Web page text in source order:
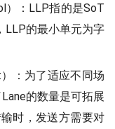
）：LLP指的是SoT
LLP的最小单元为字
：为了适应不同场
的数量是可拓展
时，发送方需要对